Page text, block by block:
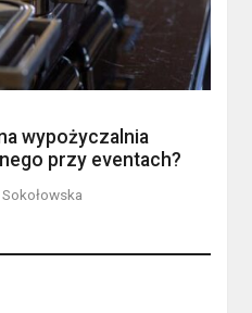
wypożyczalnia
przy eventach?